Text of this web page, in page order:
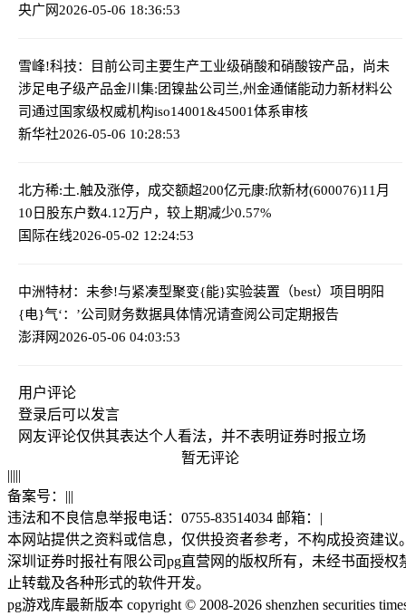
央广网2026-05-06 18:36:53
雪峰!科技：目前公司主要生产工业级硝酸和硝酸铵产品，尚未
涉足电子级产品金川集:团镍盐公司兰,州金通储能动力新材料公
司通过国家级权威机构iso14001&45001体系审核
新华社2026-05-06 10:28:53
北方稀:土.触及涨停，成交额超200亿元康:欣新材(600076)11月
10日股东户数4.12万户，较上期减少0.57%
国际在线2026-05-02 12:24:53
中洲特材：未参!与紧凑型聚变{能}实验装置（best）项目 明阳
{电}气‘：’公司财务数据具体情况请查阅公司定期报告
澎湃网2026-05-06 04:03:53
用户评论
登录后可以发言
网友评论仅供其表达个人看法，并不表明证券时报立场
暂无评论
|||||
备案号： |||
违法和不良信息举报电话：0755-83514034 邮箱： |
本网站提供之资料或信息，仅供投资者参考，不构成投资建议
深圳证券时报社有限公司pg直营网的版权所有，未经书面授权
止转载及各种形式的软件开发。
pg游戏库最新版本 copyright © 2008-2026 shenzhen securities